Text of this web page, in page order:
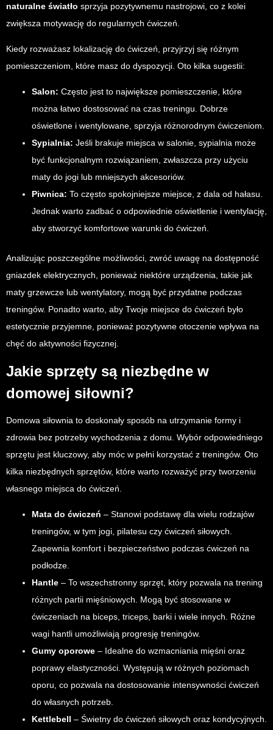
naturalne światło sprzyja pozytywnemu nastrojowi, co z kolei
zwiększa motywację do regularnych ćwiczeń.
Kiedy rozważasz lokalizację do ćwiczeń, przyjrzyj się różnym
pomieszczeniom, które masz do dyspozycji. Oto kilka sugestii:
Salon: Często jest to największe pomieszczenie, które
można łatwo dostosować na czas treningu. Dobrze
oświetlone i wentylowane, sprzyja różnorodnym ćwiczeniom.
Sypialnia: Jeśli brakuje miejsca w salonie, sypialnia może
być funkcjonalnym rozwiązaniem, zwłaszcza przy użyciu
maty do jogi lub mniejszych akcesoriów.
Piwnica: To często spokojniejsze miejsce, z dala od hałasu.
Jednak warto zadbać o odpowiednie oświetlenie i wentylację,
aby stworzyć komfortowe warunki do ćwiczeń.
Analizując poszczególne możliwości, zwróć uwagę na dostępność
gniazdek elektrycznych, ponieważ niektóre urządzenia, takie jak
maty grzewcze lub wentylatory, mogą być przydatne podczas
treningów. Ponadto warto, aby Twoje miejsce do ćwiczeń było
estetycznie przyjemne, ponieważ pozytywne otoczenie wpływa na
chęć do aktywności fizycznej.
Jakie sprzęty są niezbędne w
domowej siłowni?
Domowa siłownia to doskonały sposób na utrzymanie formy i
zdrowia bez potrzeby wychodzenia z domu. Wybór odpowiedniego
sprzętu jest kluczowy, aby móc w pełni korzystać z treningów. Oto
kilka niezbędnych sprzętów, które warto rozważyć przy tworzeniu
własnego miejsca do ćwiczeń.
Mata do ćwiczeń – Stanowi podstawę dla wielu rodzajów
treningów, w tym jogi, pilatesu czy ćwiczeń siłowych.
Zapewnia komfort i bezpieczeństwo podczas ćwiczeń na
podłodze.
Hantle – To wszechstronny sprzęt, który pozwala na trening
różnych partii mięśniowych. Mogą być stosowane w
ćwiczeniach na biceps, triceps, barki i wiele innych. Różne
wagi hantli umożliwiają progresję treningów.
Gumy oporowe – Idealne do wzmacniania mięśni oraz
poprawy elastyczności. Występują w różnych poziomach
oporu, co pozwala na dostosowanie intensywności ćwiczeń
do własnych potrzeb.
Kettlebell – Świetny do ćwiczeń siłowych oraz kondycyjnych.